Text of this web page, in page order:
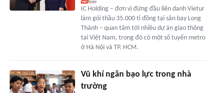
IC Holding – đơn vị đứng đầu liên danh Vietur
làm gói thầu 35.000 tỉ đồng tại sân bay Long
Thành – quan tâm tới nhiều dự án giao thông
tại Việt Nam, trong đó có một số tuyến metro
ở Hà Nội và TP. HCM.
Vũ khí ngăn bạo lực trong nhà
trường